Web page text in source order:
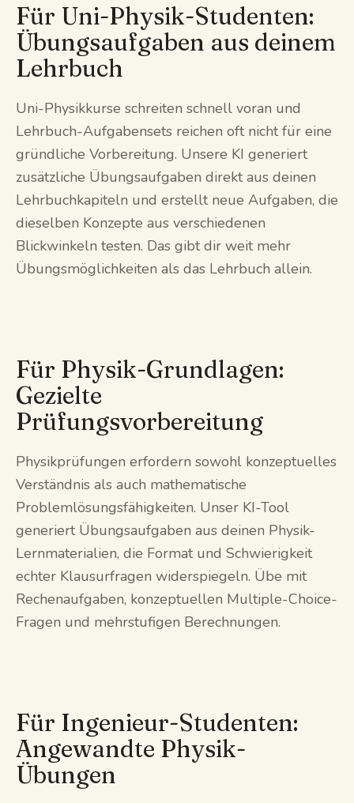
Für Uni-Physik-Studenten:
Übungsaufgaben aus deinem
Lehrbuch
Uni-Physikkurse schreiten schnell voran und
Lehrbuch-Aufgabensets reichen oft nicht für eine
gründliche Vorbereitung. Unsere KI generiert
zusätzliche Übungsaufgaben direkt aus deinen
Lehrbuchkapiteln und erstellt neue Aufgaben, die
dieselben Konzepte aus verschiedenen
Blickwinkeln testen. Das gibt dir weit mehr
Übungsmöglichkeiten als das Lehrbuch allein.
Für Physik-Grundlagen:
Gezielte
Prüfungsvorbereitung
Physikprüfungen erfordern sowohl konzeptuelles
Verständnis als auch mathematische
Problemlösungsfähigkeiten. Unser KI-Tool
generiert Übungsaufgaben aus deinen Physik-
Lernmaterialien, die Format und Schwierigkeit
echter Klausurfragen widerspiegeln. Übe mit
Rechenaufgaben, konzeptuellen Multiple-Choice-
Fragen und mehrstufigen Berechnungen.
Für Ingenieur-Studenten:
Angewandte Physik-
Übungen